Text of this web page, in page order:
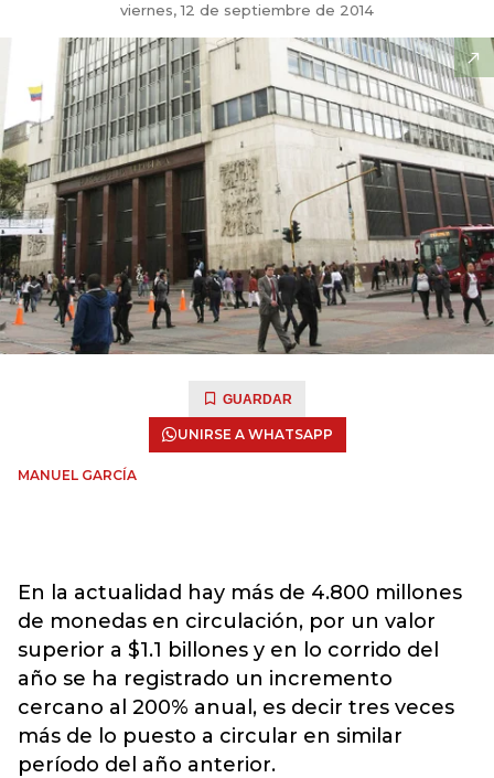
viernes, 12 de septiembre de 2014
GUARDAR
UNIRSE A WHATSAPP
MANUEL GARCÍA
En la actualidad hay más de 4.800 millones
de monedas en circulación, por un valor
superior a $1.1 billones y en lo corrido del
año se ha registrado un incremento
cercano al 200% anual, es decir tres veces
más de lo puesto a circular en similar
período del año anterior.